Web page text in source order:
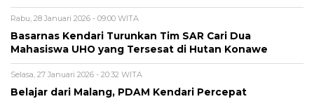
Rabu, 28 Januari 2026 - 09:00 WITA
Basarnas Kendari Turunkan Tim SAR Cari Dua
Mahasiswa UHO yang Tersesat di Hutan Konawe
Selasa, 27 Januari 2026 - 20:32 WITA
Belajar dari Malang, PDAM Kendari Percepat